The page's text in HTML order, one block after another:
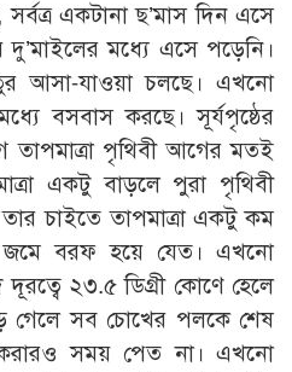
একটানা ছ’মাস দিন এসে
মধ্যে এসে পড়েনি।
আসা-যাওয়া চলছে। এখনো
বসবাস করছে। সূর্যপৃষ্ঠের
পৃথিবী আগের মতই
একটু বাড়লে পুরা পৃথিবী
চাইতে তাপমাত্রা একটু কম
জমে বরফ হয়ে যেত। এখনো
দূরত্বে ২৩.৫ ডিগ্রী কোণে হেলে
গেলে সব চোখের পলকে শেষ
সময় পেত না। এখনো